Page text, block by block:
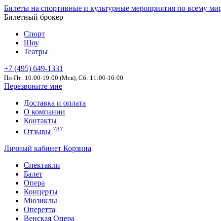
Билеты на спортивные и культурные мероприятия по всему
Билетный брокер
Спорт
Шоу
Театры
+7 (495) 649-1331
Пн-Пт: 10:00-19:00 (Мск), Сб: 11:00-16:00
Перезвоните мне
Доставка и оплата
О компании
Контакты
Отзывы 787
Личный кабинет Корзина
Спектакли
Балет
Опера
Концерты
Мюзиклы
Оперетта
Венская Опера